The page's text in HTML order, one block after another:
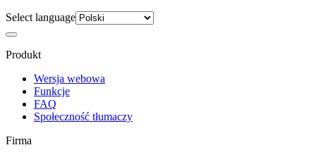
Select language
Produkt
Wersja webowa
Funkcje
FAQ
Społeczność tłumaczy
Firma